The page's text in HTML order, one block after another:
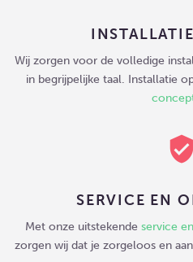
Wij zorgen voor de volledige
in begrijpelijke taal. Installatie
verified_user
SERVICE EN
Met onze uitstekende service
zorgen wij dat je zorgeloos en